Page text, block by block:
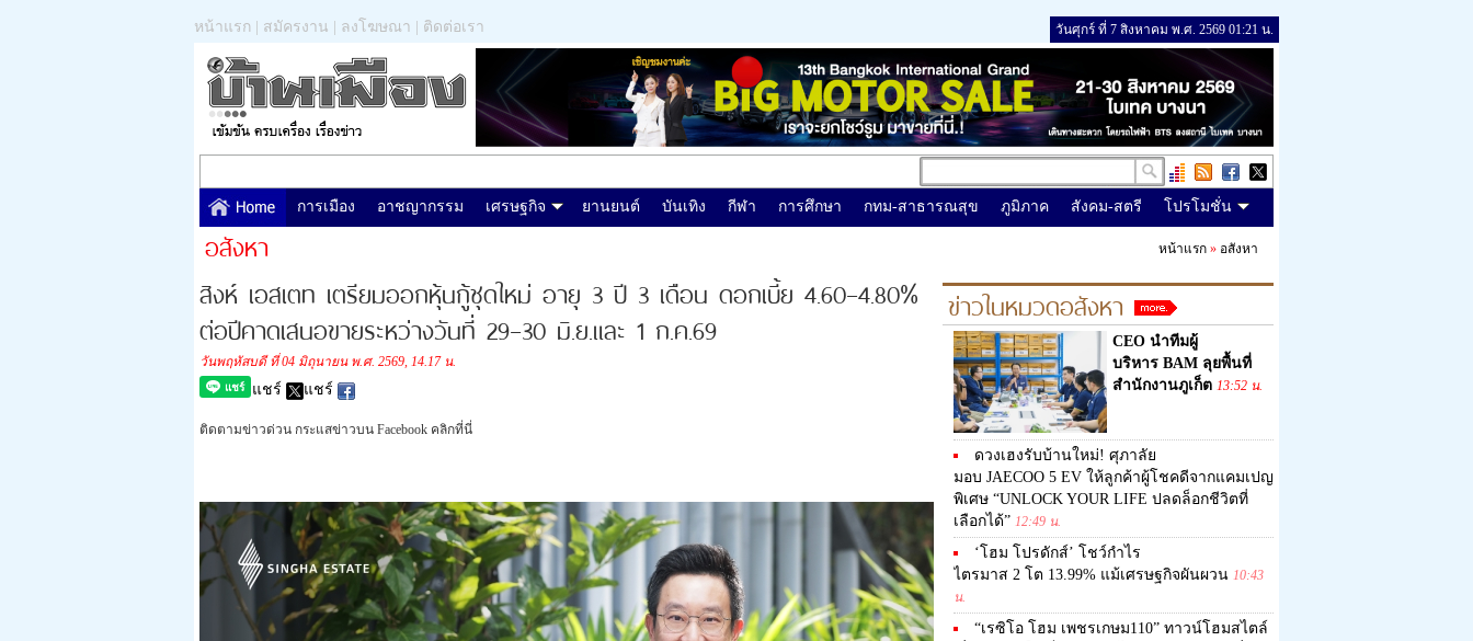
หน้าแรก สมัครงาน ลงโฆษณา ติดต่อเรา วันศุกร์ ที่ 7 สิงหาคม พ.ศ. 2569 01:21 น.
การเมือง อาชญากรรม เศรษฐกิจ ยานยนต์ บันเทิง กีฬา การศึกษา กทม-สาธารณสุข ภูมิภาค สังคม-สตรี โปรโมชั่น
อสังหา
สิงห์ เอสเตท เตรียมออกหุ้นกู้ชุดใหม่ อายุ 3 ปี 3 เดือน ดอกเบี้ย 4.60–4.80%
ต่อปีคาดเสนอขายระหว่างวันที่ 29–30 มิ.ย.และ 1 ก.ค.69
วันพฤหัสบดี ที่ 04 มิถุนายน พ.ศ. 2569, 14.17 น.
แชร์ แชร์
ติดตามข่าวด่วน กระแสข่าวบน Facebook คลิกที่นี่
หน้าแรก » อสังหา
ข่าวในหมวดอสังหา
CEO นำทีมผู้
บริหาร BAM ลุยพื้นที่
สำนักงานภูเก็ต 13:52 น.
ดวงเฮงรับบ้านใหม่! ศุภาลัย
มอบ JAECOO 5 EV ให้ลูกค้าผู้โชคดีจากแคมเปญ
พิเศษ “UNLOCK YOUR LIFE ปลดล็อกชีวิตที่
เลือกได้” 12:49 น.
‘โฮม โปรดักส์’ โชว์กำไร
ไตรมาส 2 โต 13.99% แม้เศรษฐกิจผันผวน 10:43
น.
“เรซิโอ โฮม เพชรเกษม110” ทาวน์โฮมสไตล์